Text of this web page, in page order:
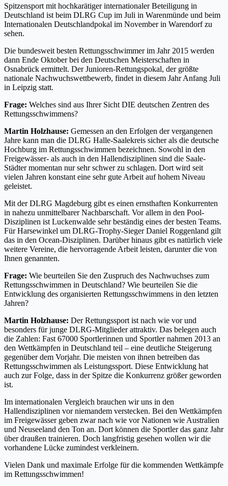
Spitzensport mit hochkarätiger internationaler Beteiligung in
Deutschland ist beim DLRG Cup im Juli in Warenmünde und beim
Internationalen Deutschlandpokal im November in Warendorf zu
sehen.
Die bundesweit besten Rettungsschwimmer im Jahr 2015 werden
dann Ende Oktober bei den Deutschen Meisterschaften in
Osnabrück ermittelt. Der Junioren-Rettungspokal, der größte
nationale Nachwuchswettbewerb, findet in diesem Jahr Anfang Juli
in Leipzig statt.
Frage: Welches sind aus Ihrer Sicht DIE deutschen Zentren des
Rettungsschwimmens?
Martin Holzhause: Gemessen an den Erfolgen der vergangenen
Jahre kann man die DLRG Halle-Saalekreis sicher als die deutsche
Hochburg im Rettungsschwimmen bezeichnen. Sowohl in den
Freigewässer- als auch in den Hallendisziplinen sind die Saale-
Städter momentan nur sehr schwer zu schlagen. Dort wird seit
vielen Jahren konstant eine sehr gute Arbeit auf hohem Niveau
geleistet.
Mit der DLRG Magdeburg gibt es einen ernsthaften Konkurrenten
in nahezu unmittelbarer Nachbarschaft. Vor allem in den Pool-
Disziplinen ist Luckenwalde sehr beständig eines der besten Teams.
Für Harsewinkel um DLRG-Trophy-Sieger Daniel Roggenland gilt
das in den Ocean-Disziplinen. Darüber hinaus gibt es natürlich viele
weitere Vereine, die hervorragende Arbeit leisten, darunter die von
Ihnen genannten.
Frage: Wie beurteilen Sie den Zuspruch des Nachwuchses zum
Rettungsschwimmen in Deutschland? Wie beurteilen Sie die
Entwicklung des organisierten Rettungsschwimmens in den letzten
Jahren?
Martin Holzhause: Der Rettungssport ist nach wie vor und
besonders für junge DLRG-Mitglieder attraktiv. Das belegen auch
die Zahlen: Fast 67000 Sportlerinnen und Sportler nahmen 2013 an
den Wettkämpfen in Deutschland teil – eine deutliche Steigerung
gegenüber dem Vorjahr. Die meisten von ihnen betreiben das
Rettungsschwimmen als Leistungssport. Diese Entwicklung hat
auch zur Folge, dass in der Spitze die Konkurrenz größer geworden
ist.
Im internationalen Vergleich brauchen wir uns in den
Hallendisziplinen vor niemandem verstecken. Bei den Wettkämpfen
im Freigewässer geben zwar nach wie vor Nationen wie Australien
und Neuseeland den Ton an. Dort können die Sportler das ganz Jahr
über draußen trainieren. Doch langfristig gesehen wollen wir die
vorhandene Lücke zumindest verkleinern.
Vielen Dank und maximale Erfolge für die kommenden Wettkämpfe
im Rettungsschwimmen!